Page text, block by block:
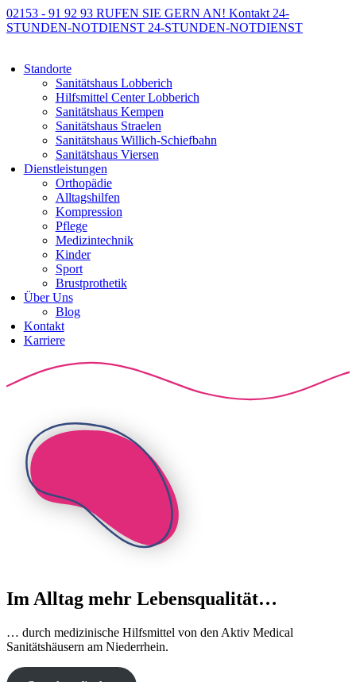
02153 - 91 92 93 RUFEN SIE GERN AN! Kontakt 24-
STUNDEN-NOTDIENST 24-STUNDEN-NOTDIENST
Standorte
Sanitätshaus Lobberich
Hilfsmittel Center Lobberich
Sanitätshaus Kempen
Sanitätshaus Straelen
Sanitätshaus Willich-Schiefbahn
Sanitätshaus Viersen
Dienstleistungen
Orthopädie
Alltagshilfen
Kompression
Pflege
Medizintechnik
Kinder
Sport
Brustprothetik
Über Uns
Blog
Kontakt
Karriere
Im Alltag mehr Lebensqualität…
… durch medizinische Hilfsmittel von den Aktiv Medical
Sanitätshäusern am Niederrhein.